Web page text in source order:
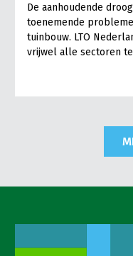
De aanhoudende
toenemende
tuinbouw. LTO
vrijwel alle sectoren